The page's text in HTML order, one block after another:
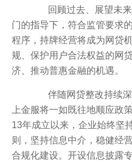
回顾过去、展望未来
门的指导下，符合监管要求
程序，持牌经营将成为网贷
规、保护用户合法权益的网
济、推动普惠金融的机遇。
伴随网贷整改持续深
上金服将一如既往地顺应政
13年成立以来，企业始终坚
则，坚持信息中介，稳健经
合规化建设。开设信息披露